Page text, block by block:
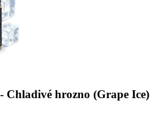
hrozno (Grape Ice)